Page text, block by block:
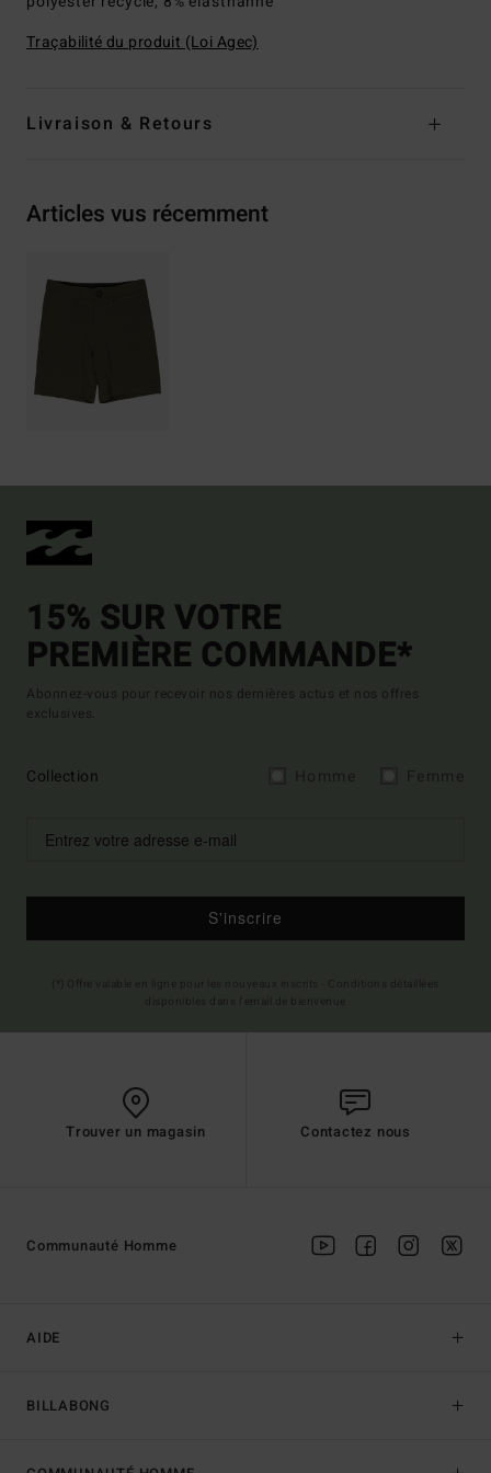
Traçabilité du produit (Loi Agec)
Livraison & Retours
Articles vus récemment
15% SUR VOTRE
PREMIÈRE COMMANDE*
Abonnez-vous pour recevoir nos dernières actus et nos offres
exclusives.
Collection
S'inscrire
Trouver un magasin Contactez nous
AIDE
BILLABONG
Communauté Homme